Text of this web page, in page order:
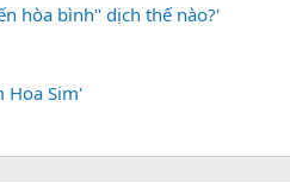
hòa bình" dịch thế nào?'
Hoa Sim'